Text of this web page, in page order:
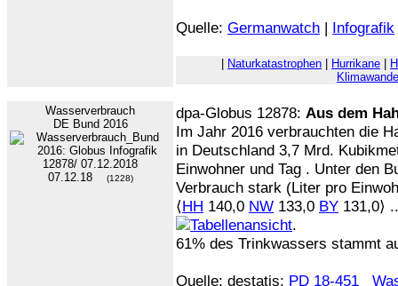
Quelle: Germanwatch | Infografik
Naturkatastrophen Hurrikane
Wasserverbrauch
DE Bund 2016
07.12.18 (1228)
dpa-Globus 12878: Aus dem
Im Jahr 2016 verbrauchten die
in Deutschland 3,7 Mrd.
Einwohner und Tag . Unter den
Verbrauch stark (Liter pro
⟨HH 140,0 NW 133,0 BY 131,0⟩
.
61% des Trinkwassers stammt
Quelle: destatis: PD 18-451